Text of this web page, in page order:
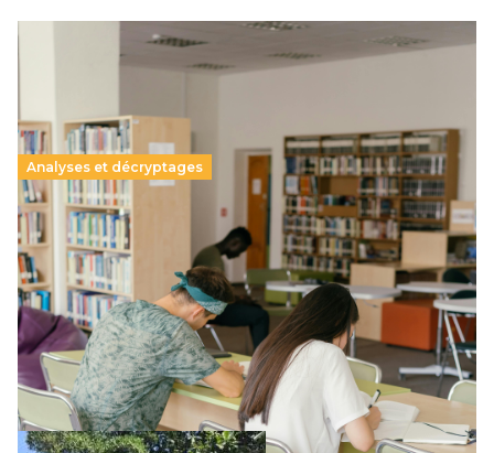
Analyses et décryptages
Supérieur privé : une dérive qui met à mal la
promesse républicaine
11 juillet 2026-
Le projet de loi sur la régulation de l’enseignement
supérieur privé met en lumière l’amplification d’un système
qui relègue l’acte pédagogique au superfétatoire, voire à…
Lire la suite →